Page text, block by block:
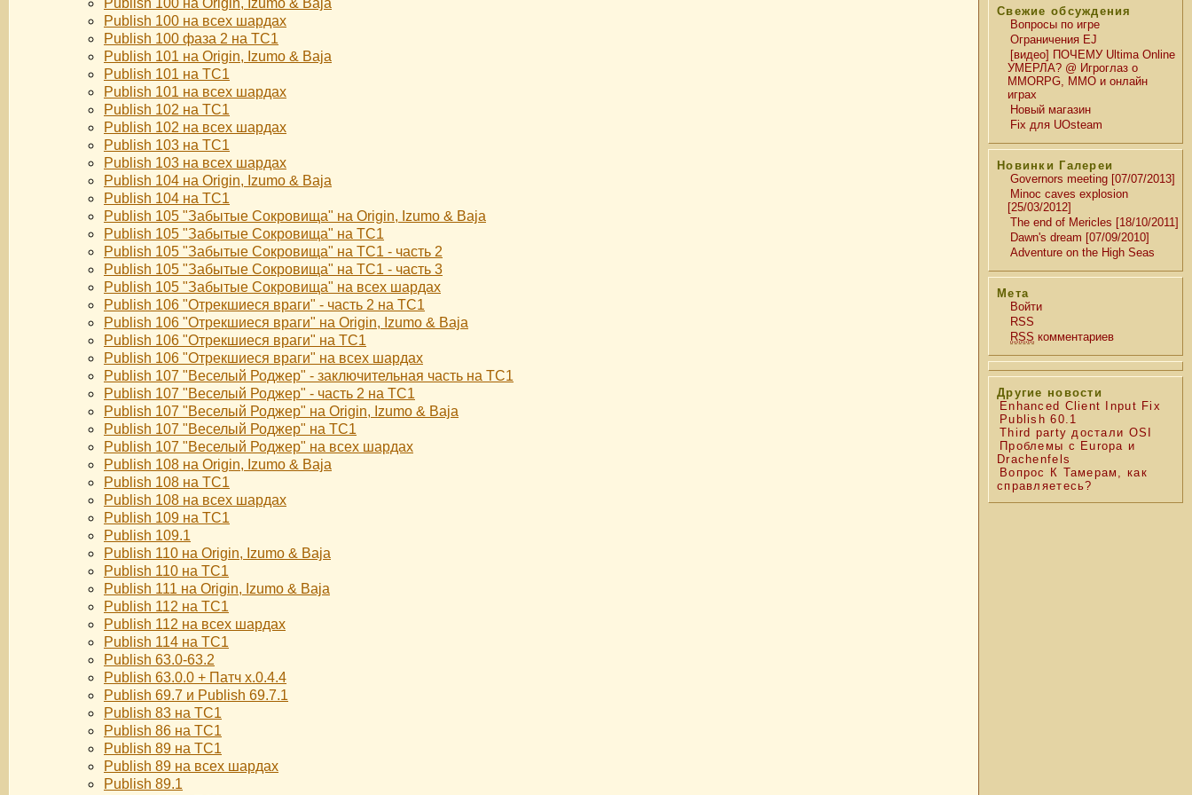
Свежие обсуждения
Вопросы по игре
Ограничения EJ
[видео] ПОЧЕМУ Ultima Online
УМЕРЛА? @ Игроглаз о
MMORPG, MMO и онлайн
играх
Новый магазин
Fix для UOsteam
Новинки Галереи
Governors meeting [07/07/2013]
Minoc caves explosion
[25/03/2012]
The end of Mericles [18/10/2011]
Dawn's dream [07/09/2010]
Adventure on the High Seas
Мета
Войти
RSS
RSS комментариев
Другие новости
Enhanced Client Input Fix
Publish 60.1
Third party достали OSI
Проблемы с Europa и
Drachenfels
Вопрос К Тамерам, как
справляетесь?
Publish 100 на Origin, Izumo & Baja
Publish 100 на всех шардах
Publish 100 фаза 2 на TC1
Publish 101 на Origin, Izumo & Baja
Publish 101 на TC1
Publish 101 на всех шардах
Publish 102 на TC1
Publish 102 на всех шардах
Publish 103 на TC1
Publish 103 на всех шардах
Publish 104 на Origin, Izumo & Baja
Publish 104 на TC1
Publish 105 "Забытые Сокровища" на Origin, Izumo & Baja
Publish 105 "Забытые Сокровища" на TC1
Publish 105 "Забытые Сокровища" на TC1 - часть 2
Publish 105 "Забытые Сокровища" на TC1 - часть 3
Publish 105 "Забытые Сокровища" на всех шардах
Publish 106 "Отрекшиеся враги" - часть 2 на TC1
Publish 106 "Отрекшиеся враги" на Origin, Izumo & Baja
Publish 106 "Отрекшиеся враги" на TC1
Publish 106 "Отрекшиеся враги" на всех шардах
Publish 107 "Веселый Роджер" - заключительная часть на TC1
Publish 107 "Веселый Роджер" - часть 2 на TC1
Publish 107 "Веселый Роджер" на Origin, Izumo & Baja
Publish 107 "Веселый Роджер" на TC1
Publish 107 "Веселый Роджер" на всех шардах
Publish 108 на Origin, Izumo & Baja
Publish 108 на TC1
Publish 108 на всех шардах
Publish 109 на TC1
Publish 109.1
Publish 110 на Origin, Izumo & Baja
Publish 110 на TC1
Publish 111 на Origin, Izumo & Baja
Publish 112 на TC1
Publish 112 на всех шардах
Publish 114 на TC1
Publish 63.0-63.2
Publish 63.0.0 + Патч х.0.4.4
Publish 69.7 и Publish 69.7.1
Publish 83 на TC1
Publish 86 на TC1
Publish 89 на TC1
Publish 89 на всех шардах
Publish 89.1